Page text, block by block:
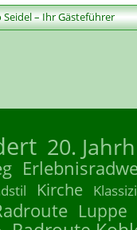
– Ihr Gästeführer
20.
Kirche
Luppe